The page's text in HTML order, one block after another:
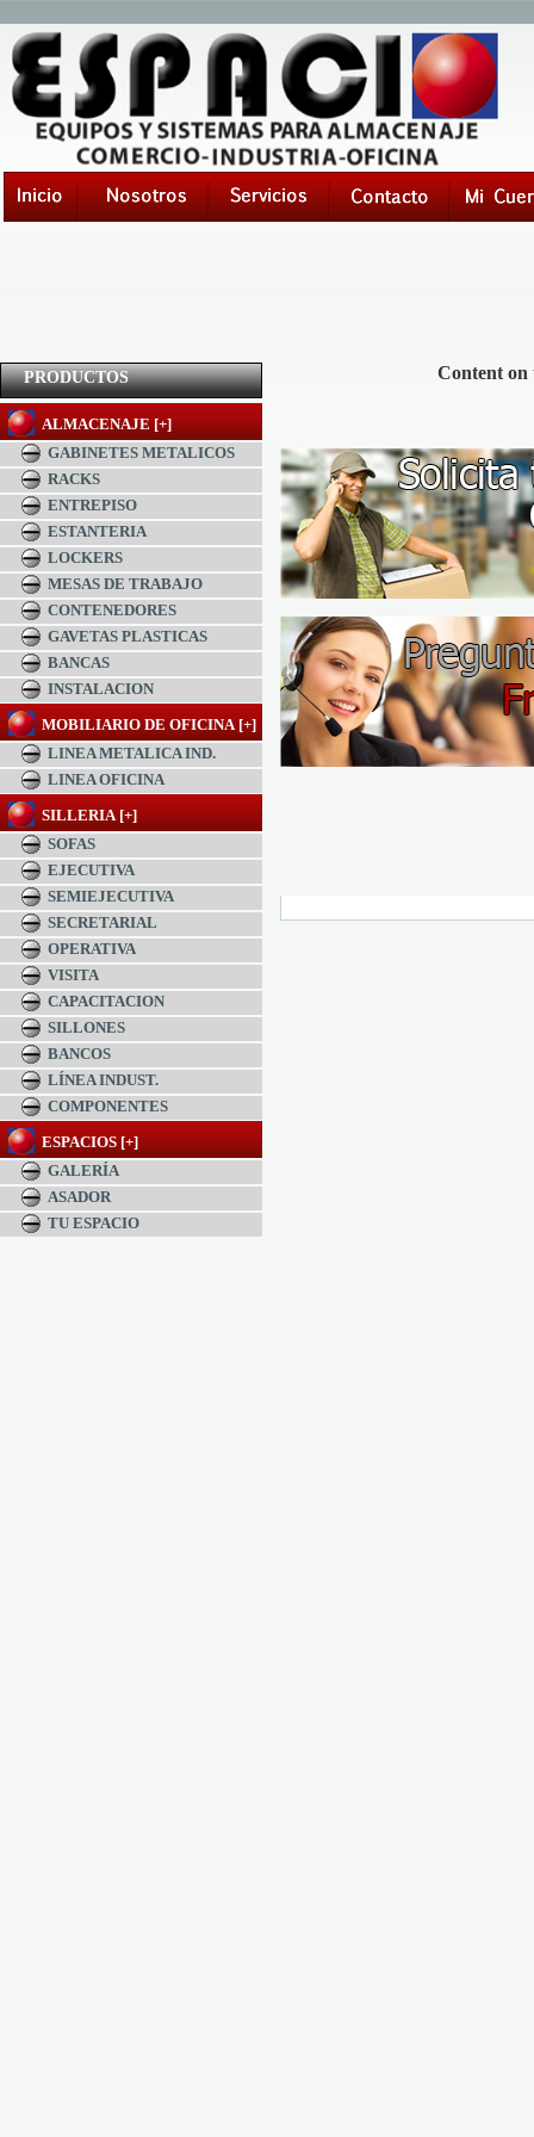
PRODUCTOS
ALMACENAJE [+]
GABINETES METALICOS
RACKS
ENTREPISO
ESTANTERIA
LOCKERS
MESAS DE TRABAJO
CONTENEDORES
GAVETAS PLASTICAS
BANCAS
INSTALACION
MOBILIARIO DE OFICINA [+]
LINEA METALICA IND.
LINEA OFICINA
SILLERIA [+]
SOFAS
EJECUTIVA
SEMIEJECUTIVA
SECRETARIAL
OPERATIVA
VISITA
CAPACITACION
SILLONES
BANCOS
LÍNEA INDUST.
COMPONENTES
ESPACIOS [+]
GALERÍA
ASADOR
TU ESPACIO
Content on